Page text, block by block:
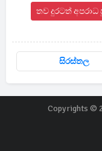
තව දුරටත්
සිරස්තල
Copyrights ©